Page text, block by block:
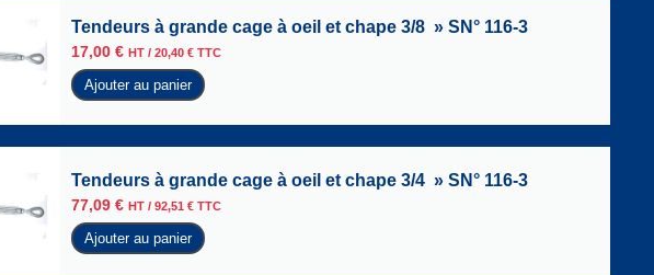
Tendeurs à grande cage à oeil et chape 3/8 » SN° 116-3
17,00 € HT / 20,40 € TTC
Ajouter au panier
Tendeurs à grande cage à oeil et chape 3/4 » SN° 116-3
77,09 € HT / 92,51 € TTC
Ajouter au panier